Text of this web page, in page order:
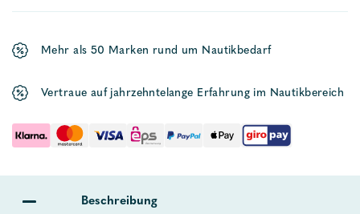
Mehr als 50 Marken rund um Nautikbedarf
Vertraue auf jahrzehntelange Erfahrung im Nautikbereich
Beschreibung